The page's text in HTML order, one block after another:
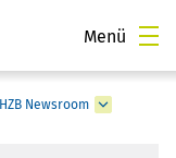
Menü
HZB Newsroom